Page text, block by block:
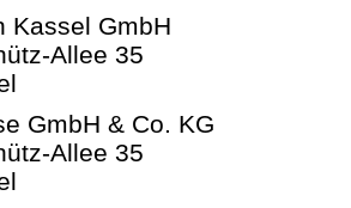
Kassel GmbH
Allee 35
GmbH & Co. KG
Allee 35